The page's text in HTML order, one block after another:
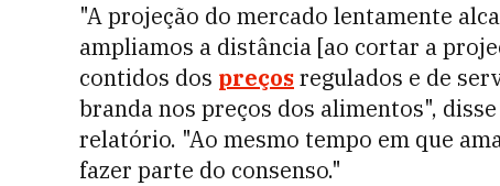
"A projeção do mercado lentamente
ampliamos a distância [ao cortar a
contidos dos preçosregulados e de
branda nos preços dos alimentos",
relatório. "Ao mesmo tempo em que
fazer parte do consenso."